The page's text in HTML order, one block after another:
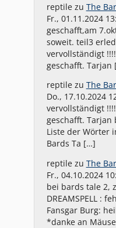
reptilezu The
Fr., 01.11.2024
geschafft,am
soweit. teil3
vervollständigt
geschafft. Tarjan
reptilezu The
Do., 17.10.2024
vervollständigt
geschafft. Tarjan
Liste der Wörter
Bards Ta […]
reptilezu The
Fr., 04.10.2024
bei bards tale 2,
DREAMSPELL :
Fansgar Burg:
*danke an